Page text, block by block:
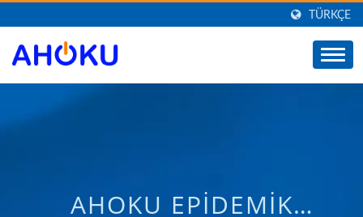
TÜRKÇE
AHOKU EPIDEMIK